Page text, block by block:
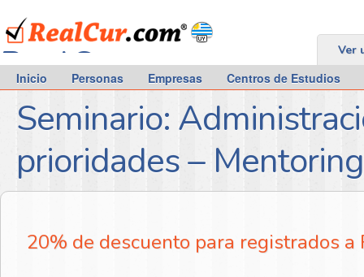
RealCur.com Ver
Inicio Personas Empresas Centros de Estudios
Seminario:
prioridades – Mentoring
20% de descuento para registrados a